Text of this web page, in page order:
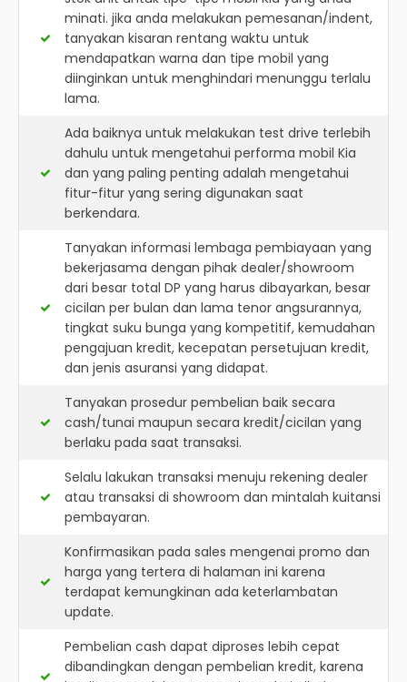
minati. jika anda melakukan pemesanan/indent,
tanyakan kisaran rentang waktu untuk
mendapatkan warna dan tipe mobil yang
diinginkan untuk menghindari menunggu terlalu
lama.
Ada baiknya untuk melakukan test drive terlebih
dahulu untuk mengetahui performa mobil Kia
dan yang paling penting adalah mengetahui
fitur-fitur yang sering digunakan saat
berkendara.
Tanyakan informasi lembaga pembiayaan yang
bekerjasama dengan pihak dealer/showroom
dari besar total DP yang harus dibayarkan, besar
cicilan per bulan dan lama tenor angsurannya,
tingkat suku bunga yang kompetitif, kemudahan
pengajuan kredit, kecepatan persetujuan kredit,
dan jenis asuransi yang didapat.
Tanyakan prosedur pembelian baik secara
cash/tunai maupun secara kredit/cicilan yang
berlaku pada saat transaksi.
Selalu lakukan transaksi menuju rekening dealer
atau transaksi di showroom dan mintalah kuitansi
pembayaran.
Konfirmasikan pada sales mengenai promo dan
harga yang tertera di halaman ini karena
terdapat kemungkinan ada keterlambatan
update.
Pembelian cash dapat diproses lebih cepat
dibandingkan dengan pembelian kredit, karena